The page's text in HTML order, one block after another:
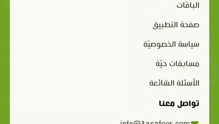
الباقات
صفحة التطبيق
سياسة الخصوصيّة
مسابقات حيّة
الأسئلة الشائعة
تواصل معنا